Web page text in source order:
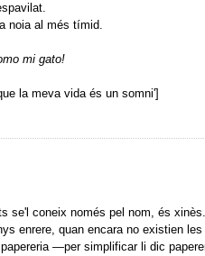
noia al més tímid.
mi gato!
la meva vida és un somni']
se'l coneix només pel nom, és
enrere, quan encara no existien
—per simplificar li dic